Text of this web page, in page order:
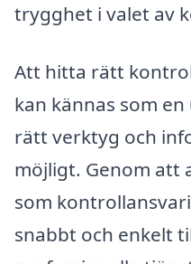
trygghet i valet av
Att hitta rätt
kan kännas som
rätt verktyg och
möjligt. Genom att
som
snabbt och enkelt